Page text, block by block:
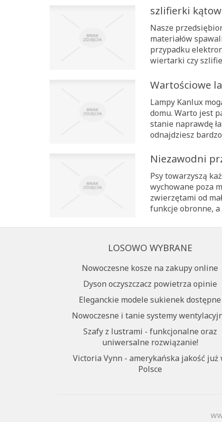
szlifierki
Nasze
materiałów
przypadku
wiertarki czy
Wartościowe
Lampy Kanlux
domu. Warto jest
stanie naprawdę
odnajdziesz
Niezawodni
Psy towarzyszą
wychowane poza
zwierzętami od
funkcje obronne, a
LOSOWO WYBRANE
Nowoczesne kosze na zakupy online
Dyson oczyszczacz powietrza opinie
Eleganckie modele sukienek dostępne
Nowoczesne i tanie systemy
Szafy z lustrami - funkcjonalne oraz
uniwersalne rozwiązanie!
Victoria Vynn - amerykańska jakość już
Polsce